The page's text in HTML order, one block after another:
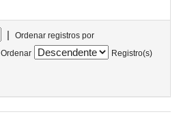
|
Ordenar registros por
Ordenar
Registro(s)